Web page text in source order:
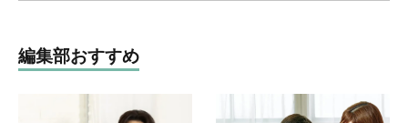
編集部おすすめ